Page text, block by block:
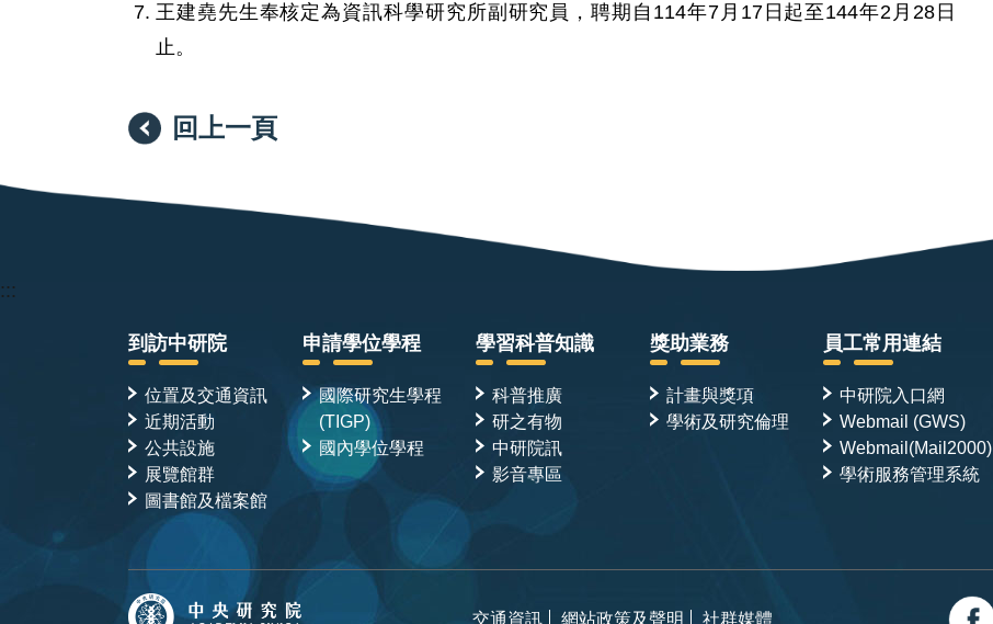
王建堯先生奉核定為資訊科學研究所副研究員，聘期自114年7月17日起至144年2月28日
止。
回上一頁
:::
到訪中研院
位置及交通資訊
近期活動
公共設施
展覽館群
圖書館及檔案館
申請學位學程
國際研究生學程
(TIGP)
國內學位學程
學習科普知識
科普推廣
研之有物
中研院訊
影音專區
獎助業務
計畫與獎項
學術及研究倫理
員工常用連結
中研院入口網
Webmail (GWS)
Webmail(Mail2000)
學術服務管理系統
交通資訊 網站政策及聲明 社群媒體